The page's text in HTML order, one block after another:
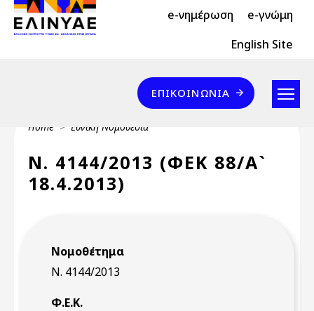
Skip to main content
Header Top 2 e-νημέρωση e-γνώμη
Header Top English Site
Επικοινωνία
ΕΠΙΚΟΙΝΩΝΊΑ
Breadcrumb
Home Εθνική Νομοθεσία
Ν. 4144/2013 (ΦΕΚ 88/Α`
18.4.2013)
Νομοθέτημα
Ν. 4144/2013
Φ.Ε.Κ.